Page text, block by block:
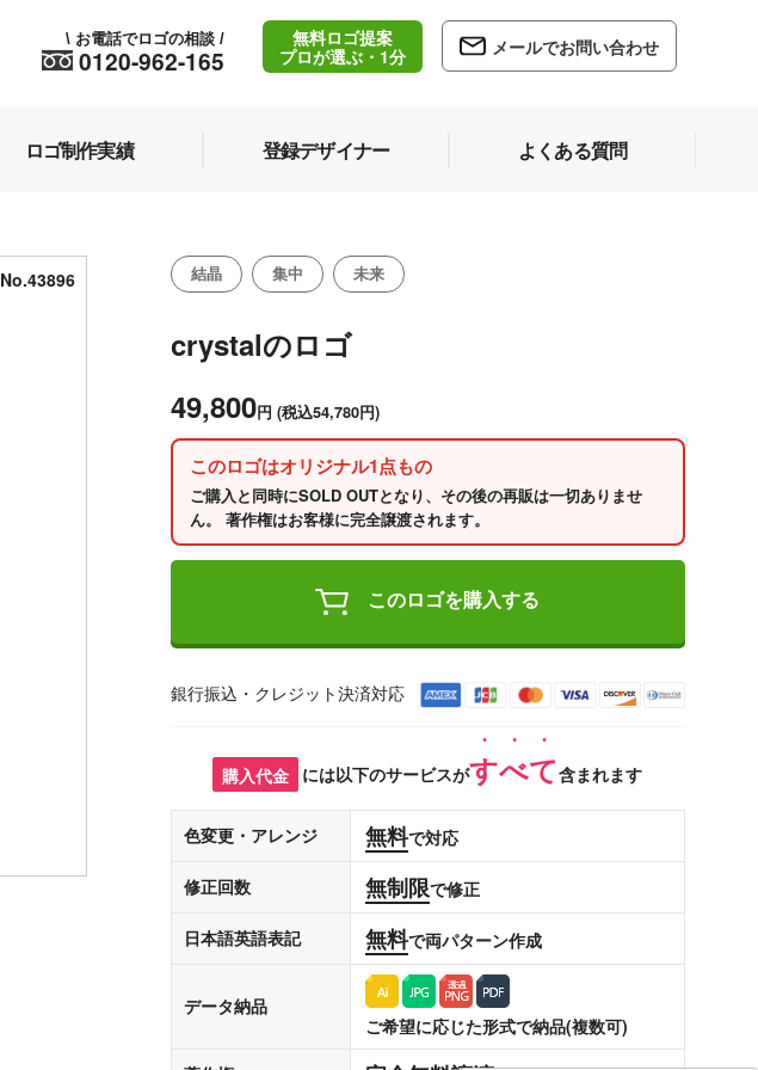
0120-962-165
\ お電話でロゴの相談 /
無料ロゴ提案
プロが選ぶ・1分
メールでお問い合わせ
ロゴ制作実績 登録デザイナー よくある質問
No.43896 結晶 集中 未来
crystalのロゴ
49,800円 (税込54,780円)
このロゴはオリジナル1点もの
ご購入と同時にSOLD OUTとなり、その後の再販は一切ありませ
ん。 著作権はお客様に完全譲渡されます。
このロゴを購入する
銀行振込・クレジット決済対応
購入代金 には以下のサービスがすべて含まれます
色変更・アレンジ 無料で対応
修正回数 無制限で修正
日本語英語表記 無料で両パターン作成
データ納品
ご希望に応じた形式で納品(複数可)